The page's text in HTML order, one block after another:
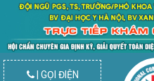
| GỌI ĐIỆN